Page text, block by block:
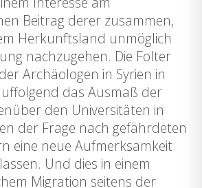
Beitrag derer zusammen,
Herkunftsland unmöglich
nachzugehen. Die Folter
Archäologen in Syrien in
das Ausmaß der
den Universitäten in
der Frage nach gefährdeten
eine neue Aufmerksamkeit
Und dies in einem
Migration seitens der